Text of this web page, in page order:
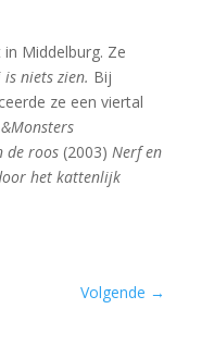
Middelburg. Ze
niets zien. Bij
ze een viertal
de roos(2003) Nerf en
het kattenlijk
Volgende →